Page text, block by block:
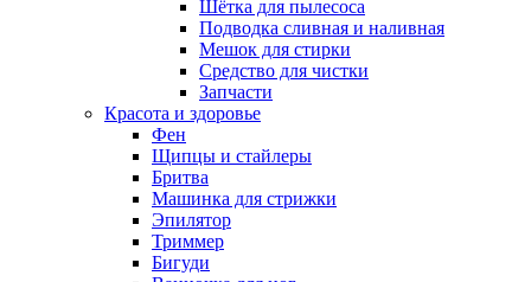
Шётка для пылесоса
Подводка сливная и наливная
Мешок для стирки
Средство для чистки
Запчасти
Красота и здоровье
Фен
Щипцы и стайлеры
Бритва
Машинка для стрижки
Эпилятор
Триммер
Бигуди